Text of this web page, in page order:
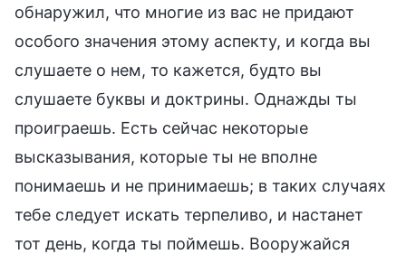
обнаружил, что многие из вас не придают
особого значения этому аспекту, и когда вы
слушаете о нем, то кажется, будто вы
слушаете буквы и доктрины. Однажды ты
проиграешь. Есть сейчас некоторые
высказывания, которые ты не вполне
понимаешь и не принимаешь; в таких случаях
тебе следует искать терпеливо, и настанет
тот день, когда ты поймешь. Вооружайся